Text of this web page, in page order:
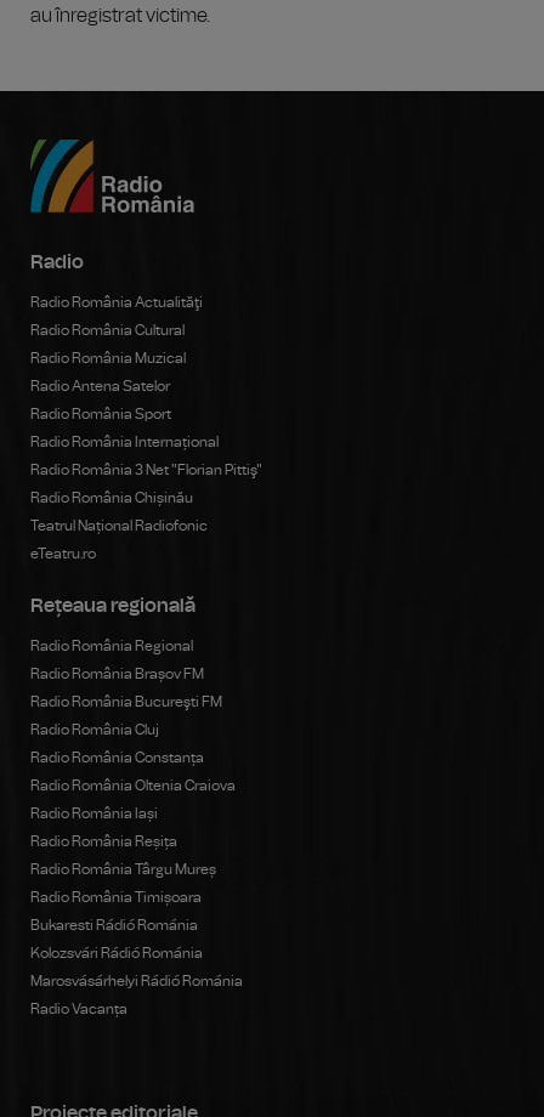
au înregistrat victime.
Radio
Radio România Actualităţi
Radio România Cultural
Radio România Muzical
Radio Antena Satelor
Radio România Sport
Radio România Internațional
Radio România 3 Net "Florian Pittiş"
Radio România Chișinău
Teatrul Național Radiofonic
eTeatru.ro
Rețeaua regională
Radio România Regional
Radio România Brașov FM
Radio România Bucureşti FM
Radio România Cluj
Radio România Constanța
Radio România Oltenia Craiova
Radio România Iași
Radio România Reșița
Radio România Târgu Mureș
Radio România Timișoara
Bukaresti Rádió Románia
Kolozsvári Rádió Románia
Marosvásárhelyi Rádió Románia
Radio Vacanța